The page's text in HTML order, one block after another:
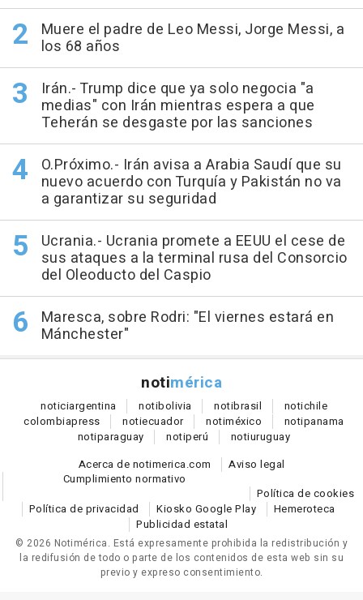
Muere el padre de Leo Messi, Jorge Messi, a
los 68 años
Irán.- Trump dice que ya solo negocia "a
medias" con Irán mientras espera a que
Teherán se desgaste por las sanciones
O.Próximo.- Irán avisa a Arabia Saudí que su
nuevo acuerdo con Turquía y Pakistán no va
a garantizar su seguridad
Ucrania.- Ucrania promete a EEUU el cese de
sus ataques a la terminal rusa del Consorcio
del Oleoducto del Caspio
Maresca, sobre Rodri: "El viernes estará en
Mánchester"
notimérica
noticiargentina notibolivia notibrasil notichile
colombiapress notiecuador notiméxico notipanama
notiparaguay notiperú notiuruguay
Acerca de notimerica.com
Aviso legal
Cumplimiento normativo
Política de cookies
Política de privacidad
Kiosko Google Play
Hemeroteca
Publicidad estatal
© 2026 Notimérica. Está expresamente prohibida la redistribución y
la redifusión de todo o parte de los contenidos de esta web sin su
previo y expreso consentimiento.